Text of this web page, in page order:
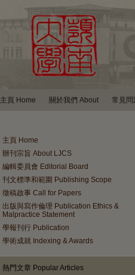
主頁 Home 關於我們 About 常見問
主頁 Home
辦刊宗旨 About LJCS
編輯委員會 Editorial Board
刊文標準和範圍 Publishing Scope
徵稿啟事 Call for Papers
出版與寫作倫理 Publication Ethics &
Malpractice Statement
學報刊行 Publication
學術成就 Indexing & Awards
熱門文章 Popular Articles